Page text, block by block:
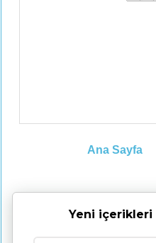
Ana Sayfa
Yeni içerikleri